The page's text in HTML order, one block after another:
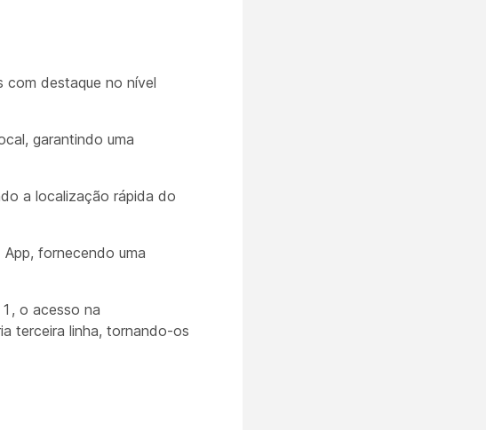
com destaque no nível
garantindo uma
a localização rápida do
fornecendo uma
o acesso na
terceira linha, tornando-os